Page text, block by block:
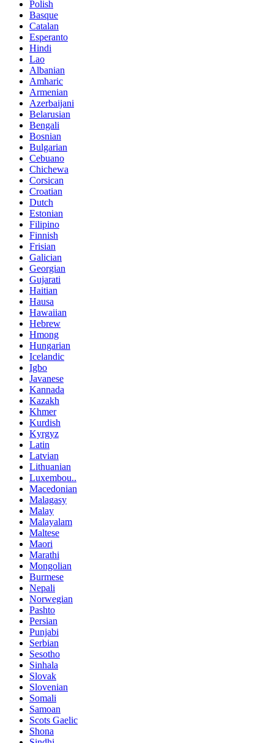
Polish
Basque
Catalan
Esperanto
Hindi
Lao
Albanian
Amharic
Armenian
Azerbaijani
Belarusian
Bengali
Bosnian
Bulgarian
Cebuano
Chichewa
Corsican
Croatian
Dutch
Estonian
Filipino
Finnish
Frisian
Galician
Georgian
Gujarati
Haitian
Hausa
Hawaiian
Hebrew
Hmong
Hungarian
Icelandic
Igbo
Javanese
Kannada
Kazakh
Khmer
Kurdish
Kyrgyz
Latin
Latvian
Lithuanian
Luxembou..
Macedonian
Malagasy
Malay
Malayalam
Maltese
Maori
Marathi
Mongolian
Burmese
Nepali
Norwegian
Pashto
Persian
Punjabi
Serbian
Sesotho
Sinhala
Slovak
Slovenian
Somali
Samoan
Scots Gaelic
Shona